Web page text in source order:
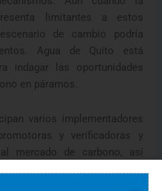
limitantes a estos
de cambio podría
Agua de Quito está
indagar las oportunidades
en páramos.
varios implementadores
y verificadoras y
mercado de carbono, así